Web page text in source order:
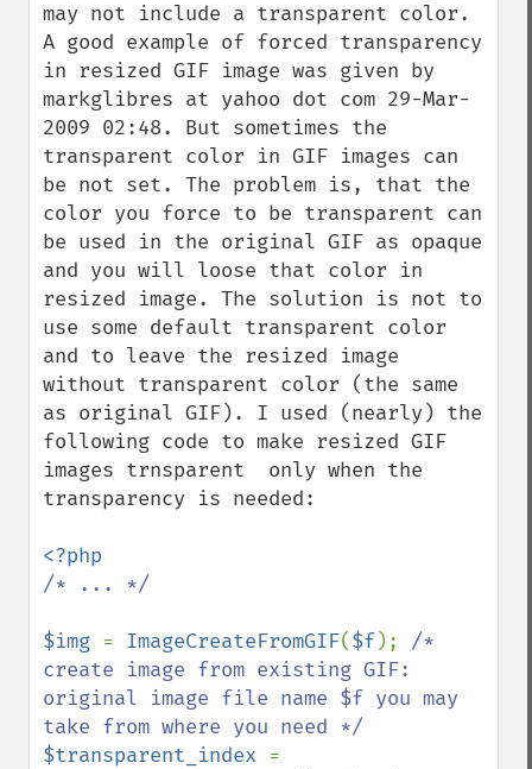
may not include a transparent color.
A good example of forced transparency
in resized GIF image was given by
markglibres at yahoo dot com 29-Mar-
2009 02:48. But sometimes the
transparent color in GIF images can
be not set. The problem is, that the
color you force to be transparent can
be used in the original GIF as opaque
and you will loose that color in
resized image. The solution is not to
use some default transparent color
and to leave the resized image
without transparent color (the same
as original GIF). I used (nearly) the
following code to make resized GIF
images trnsparent  only when the
transparency is needed:
/* ... */
$img = ImageCreateFromGIF($f); /*
create image from existing GIF:
original image file name $f you may
$transparent_index